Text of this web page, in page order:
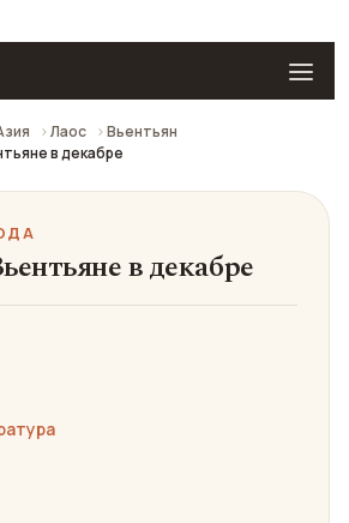
Лаос
Вьентьян
в декабре
в декабре